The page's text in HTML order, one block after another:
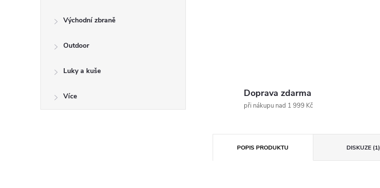
Východní zbraně
Outdoor
Luky a kuše
Více Doprava zdarma
při nákupu nad 1 999 Kč
POPIS PRODUKTU DISKUZE (1)